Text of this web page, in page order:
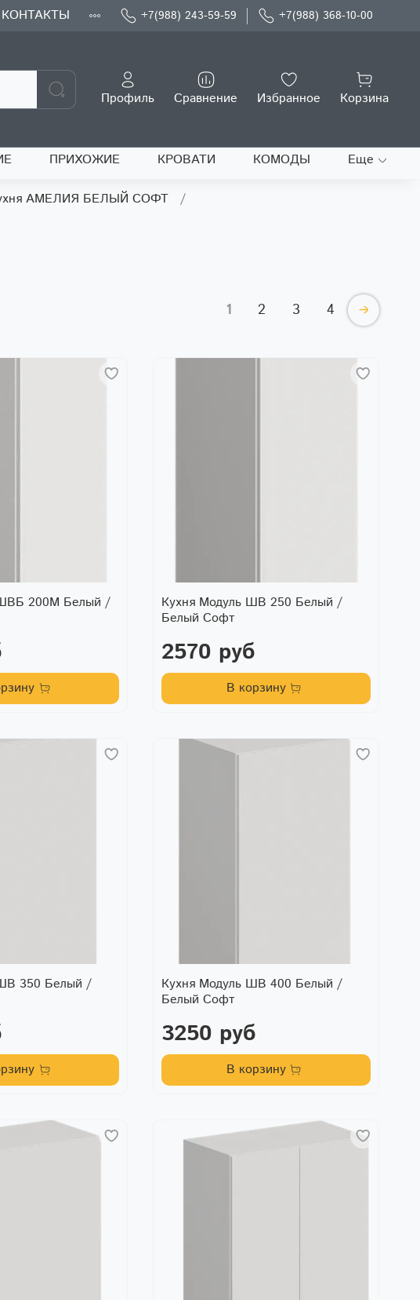
КОНТАКТЫ +7(988) 243-59-59 +7(988) 368-10-00
Профиль Сравнение Избранное Корзина
ПРИХОЖИЕ КРОВАТИ КОМОДЫ Еще
АМЕЛИЯ БЕЛЫЙ СОФТ
1 2 3 4
200М Белый /
Кухня Модуль ШВ 250 Белый /
Белый Софт
2570 руб
В корзину
350 Белый /
Кухня Модуль ШВ 400 Белый /
Белый Софт
3250 руб
В корзину